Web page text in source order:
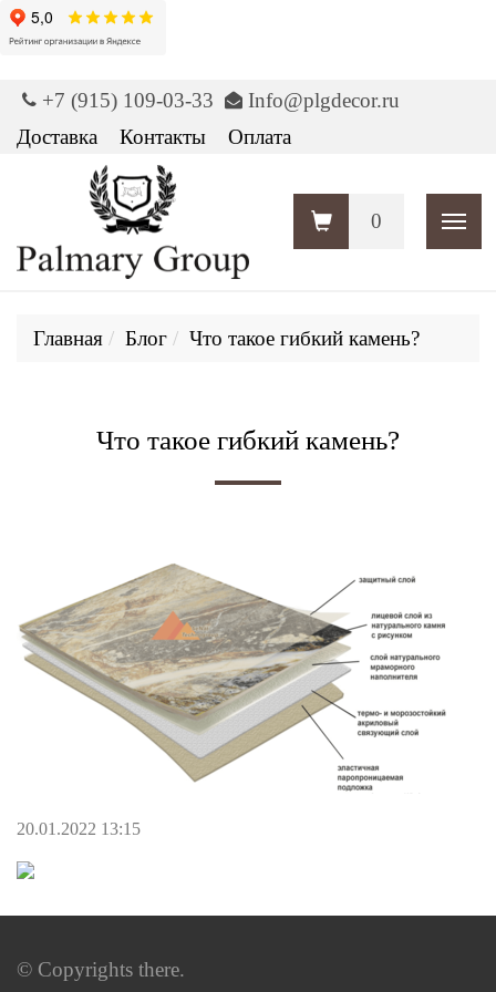
+7 (915) 109-03-33
Info@plgdecor.ru
Доставка
Контакты Оплата
0
Главная Блог Что такое гибкий камень?
Что такое гибкий камень?
20.01.2022 13:15
© Copyrights there.